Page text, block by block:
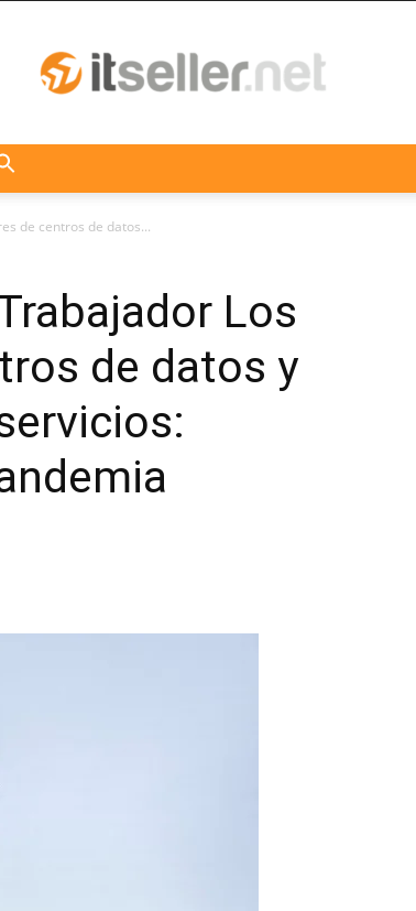
Centroamérica
de centros de datos...
Los
de datos y